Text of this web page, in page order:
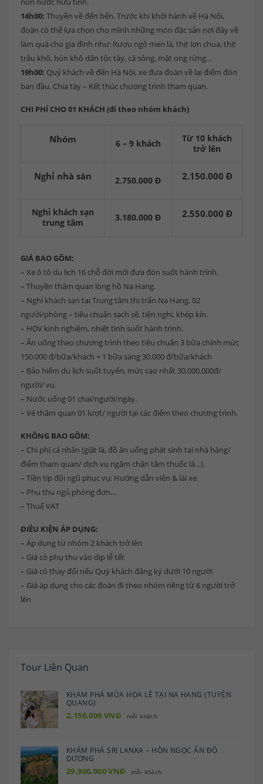
14h00: Thuyền về đến bến. Trước khi khởi hành về Hà Nội,
đoàn có thể lựa chọn cho mình những món đặc sản nơi đây về
làm quà cho gia đình như: Rượu ngô men lá, thịt lợn chua, thịt
trâu khô, bún khô dân tộc tày, cá sông, mật ong rừng…
19h00: Quý khách về đến Hà Nội, xe đưa đoàn về lại điểm đón
ban đầu. Chia tày – Kết thúc chương trình tham quan.
CHI PHÍ CHO 01 KHÁCH (đi theo nhóm khách)
Nhóm 6 – 9 khách
Từ 10 khách
trở lên
Nghỉ nhà sàn 2.750.000 Đ 2.150.000 Đ
Nghỉ khách sạn
trung tâm
3.180.000 Đ 2.550.000 Đ
GIÁ BAO GỒM:
– Xe ô tô du lịch 16 chỗ đời mới đưa đón suốt hành trình.
– Thuyền thăm quan lòng hồ Na Hang.
– Nghỉ khách sạn tại Trung tâm thị trấn Na Hang, 02
người/phòng – tiêu chuẩn sạch sẽ, tiện nghi, khép kín.
– HDV kinh nghiệm, nhiệt tình suốt hành trình.
– Ăn uống theo chương trình theo tiêu chuẩn 3 bữa chính mức
150.000 đ/bữa/khách + 1 bữa sáng 30.000 đ/bữa/khách
– Bảo hiểm du lịch suốt tuyến, mức cao nhất 30.000.000đ/
người/ vụ.
– Nước uống 01 chai/người/ngày.
– Vé thăm quan 01 lượt/ người tại các điểm theo chương trình.
KHÔNG BAO GỒM:
– Chi phí cá nhân (giặt là, đồ ăn uống phát sinh tại nhà hàng/
điểm tham quan/ dịch vụ ngâm chân tắm thuốc lá…).
– Tiền tip đội ngũ phục vụ: Hướng dẫn viên & lái xe.
– Phụ thu ngủ phòng đơn…
– Thuế VAT
ĐIỀU KIỆN ÁP DỤNG:
– Áp dụng từ nhóm 2 khách trở lên
– Giá có phụ thu vào dịp lễ tết
– Giá có thay đổi nếu Quý khách đăng ký dưới 10 người
– Giá áp dụng cho các đoàn đi theo nhóm riêng từ 6 người trở
lên
Tour Liên Quan
KHÁM PHÁ MÙA HOA LÊ TẠI NA HANG (TUYÊN
QUANG)
2.150.000 VNĐ mỗi khách
KHÁM PHÁ SRI LANKA – HÒN NGỌC ẤN ĐỘ
DƯƠNG
29.900.000 VNĐ mỗi khách